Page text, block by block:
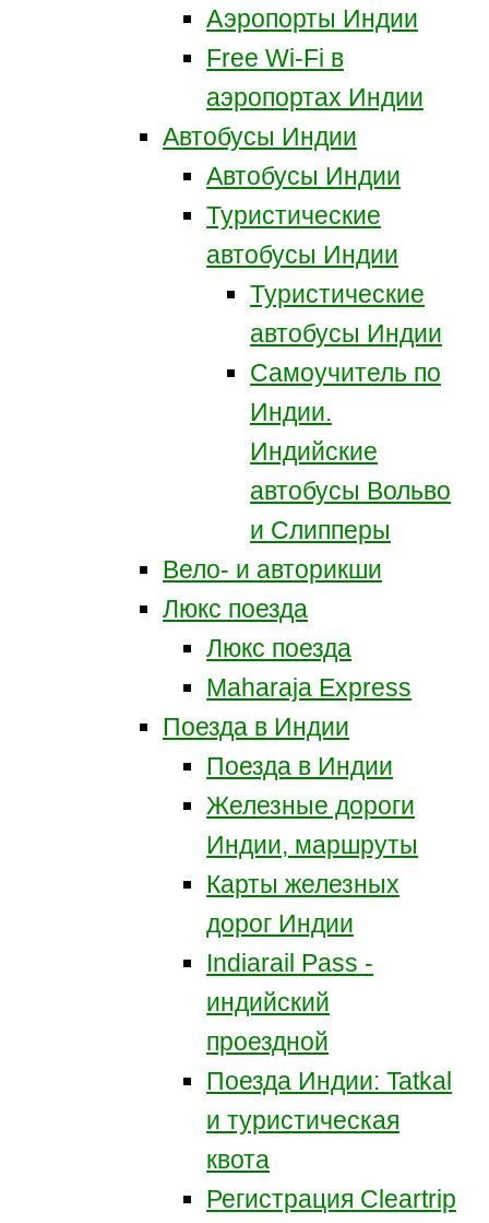
Аэропорты Индии
Free Wi-Fi в
аэропортах Индии
Автобусы Индии
Автобусы Индии
Туристические
автобусы Индии
Туристические
автобусы Индии
Самоучитель по
Индии.
Индийские
автобусы Вольво
и Слипперы
Вело- и авторикши
Люкс поезда
Люкс поезда
Maharaja Express
Поезда в Индии
Поезда в Индии
Железные дороги
Индии, маршруты
Карты железных
дорог Индии
Indiarail Pass -
индийский
проездной
Поезда Индии: Tatkal
и туристическая
квота
Регистрация Сleartrip